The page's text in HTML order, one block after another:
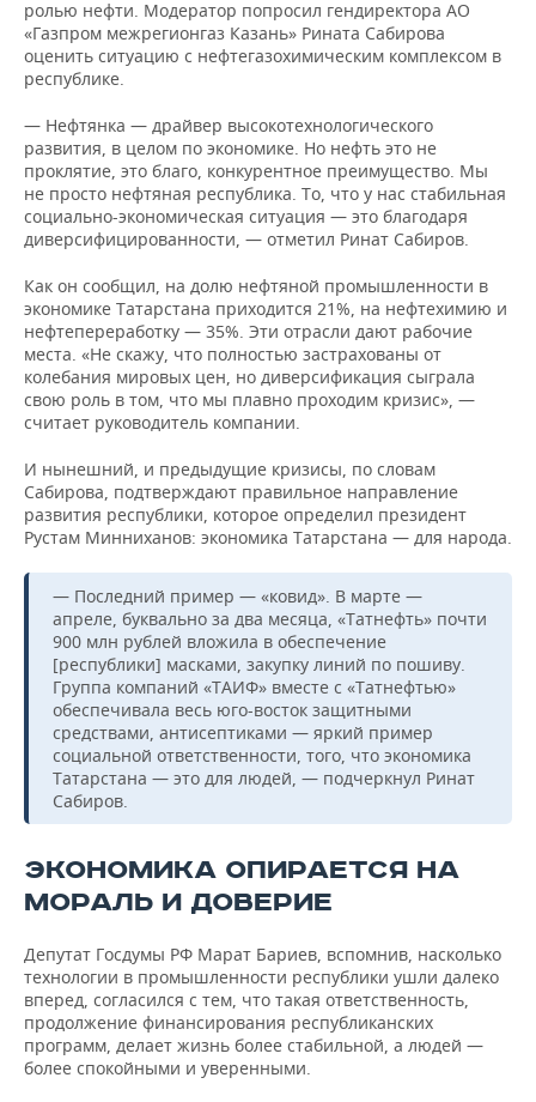
ролью нефти. Модератор попросил гендиректора АО
«Газпром межрегионгаз Казань» Рината Сабирова
оценить ситуацию с нефтегазохимическим комплексом в
республике.
— Нефтянка — драйвер высокотехнологического
развития, в целом по экономике. Но нефть это не
проклятие, это благо, конкурентное преимущество. Мы
не просто нефтяная республика. То, что у нас стабильная
социально-экономическая ситуация — это благодаря
диверсифицированности, — отметил Ринат Сабиров.
Как он сообщил, на долю нефтяной промышленности в
экономике Татарстана приходится 21%, на нефтехимию и
нефтепереработку — 35%. Эти отрасли дают рабочие
места. «Не скажу, что полностью застрахованы от
колебания мировых цен, но диверсификация сыграла
свою роль в том, что мы плавно проходим кризис», —
считает руководитель компании.
И нынешний, и предыдущие кризисы, по словам
Сабирова, подтверждают правильное направление
развития республики, которое определил президент
Рустам Минниханов: экономика Татарстана — для народа.
— Последний пример — «ковид». В марте —
апреле, буквально за два месяца, «Татнефть» почти
900 млн рублей вложила в обеспечение
[республики] масками, закупку линий по пошиву.
Группа компаний «ТАИФ» вместе с «Татнефтью»
обеспечивала весь юго-восток защитными
средствами, антисептиками — яркий пример
социальной ответственности, того, что экономика
Татарстана — это для людей, — подчеркнул Ринат
Сабиров.
ЭКОНОМИКА ОПИРАЕТСЯ НА
МОРАЛЬ И ДОВЕРИЕ
Депутат Госдумы РФ Марат Бариев, вспомнив, насколько
технологии в промышленности республики ушли далеко
вперед, согласился с тем, что такая ответственность,
продолжение финансирования республиканских
программ, делает жизнь более стабильной, а людей —
более спокойными и уверенными.